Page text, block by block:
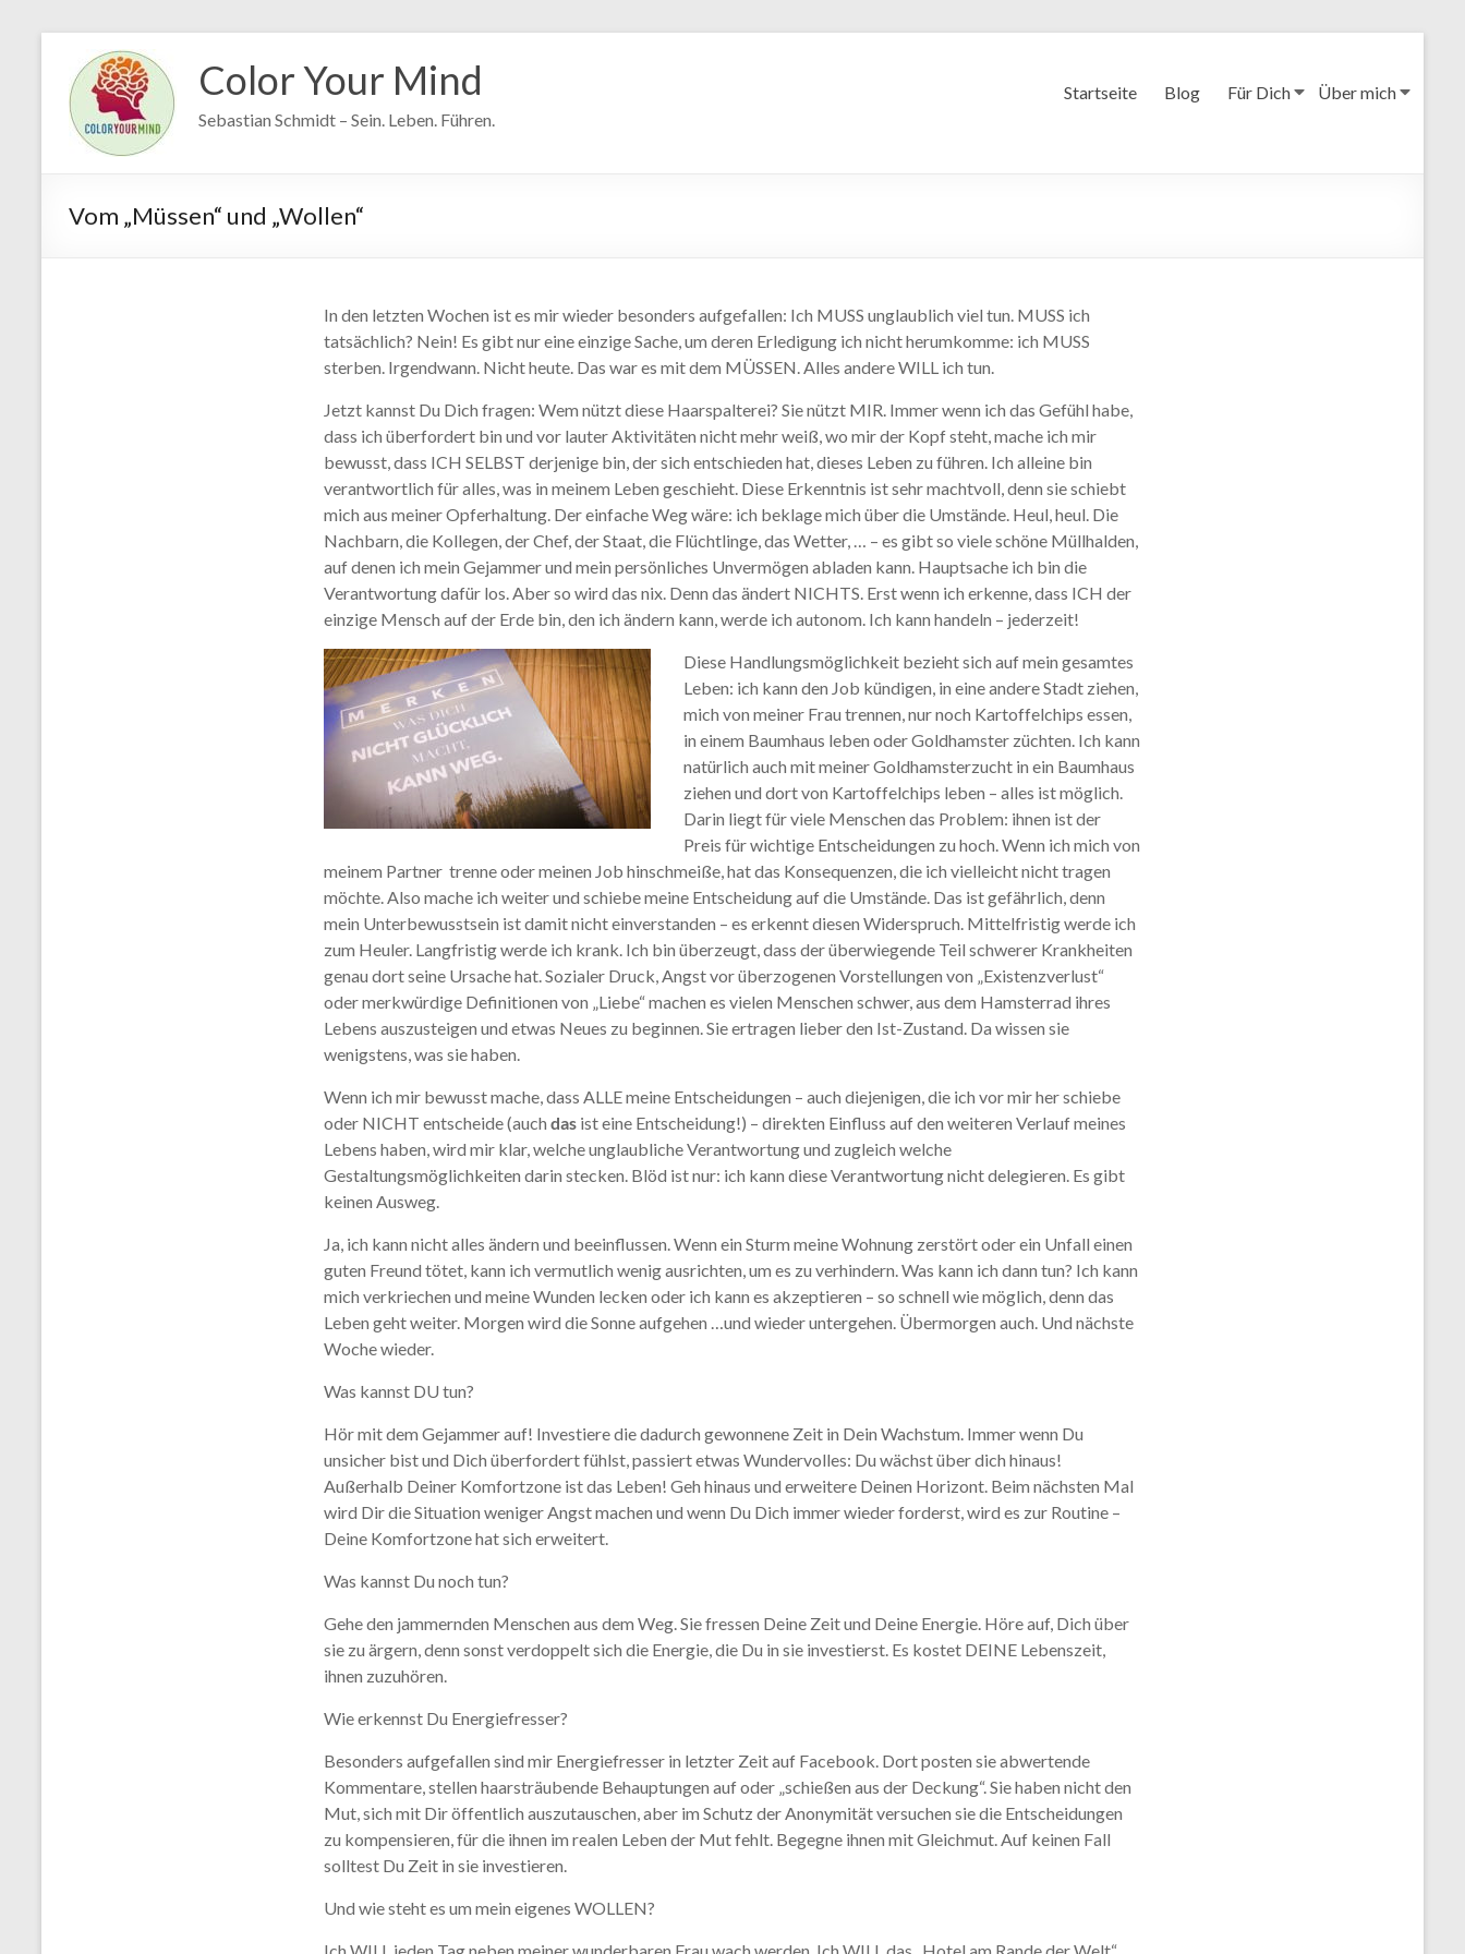
Inhalt
springen
Color Your Mind
Sebastian Schmidt – Sein. Leben. Führen.
Startseite Blog Für Dich Über mich
Vom „Müssen“ und „Wollen“
In den letzten Wochen ist es mir wieder besonders aufgefallen: Ich MUSS unglaublich viel tun. MUSS ich
tatsächlich? Nein! Es gibt nur eine einzige Sache, um deren Erledigung ich nicht herumkomme: ich MUSS
sterben. Irgendwann. Nicht heute. Das war es mit dem MÜSSEN. Alles andere WILL ich tun.
Jetzt kannst Du Dich fragen: Wem nützt diese Haarspalterei? Sie nützt MIR. Immer wenn ich das Gefühl habe,
dass ich überfordert bin und vor lauter Aktivitäten nicht mehr weiß, wo mir der Kopf steht, mache ich mir
bewusst, dass ICH SELBST derjenige bin, der sich entschieden hat, dieses Leben zu führen. Ich alleine bin
verantwortlich für alles, was in meinem Leben geschieht. Diese Erkenntnis ist sehr machtvoll, denn sie schiebt
mich aus meiner Opferhaltung. Der einfache Weg wäre: ich beklage mich über die Umstände. Heul, heul. Die
Nachbarn, die Kollegen, der Chef, der Staat, die Flüchtlinge, das Wetter, … – es gibt so viele schöne Müllhalden,
auf denen ich mein Gejammer und mein persönliches Unvermögen abladen kann. Hauptsache ich bin die
Verantwortung dafür los. Aber so wird das nix. Denn das ändert NICHTS. Erst wenn ich erkenne, dass ICH der
einzige Mensch auf der Erde bin, den ich ändern kann, werde ich autonom. Ich kann handeln – jederzeit!
Diese Handlungsmöglichkeit bezieht sich auf mein gesamtes
Leben: ich kann den Job kündigen, in eine andere Stadt ziehen,
mich von meiner Frau trennen, nur noch Kartoffelchips essen,
in einem Baumhaus leben oder Goldhamster züchten. Ich kann
natürlich auch mit meiner Goldhamsterzucht in ein Baumhaus
ziehen und dort von Kartoffelchips leben – alles ist möglich.
Darin liegt für viele Menschen das Problem: ihnen ist der
Preis für wichtige Entscheidungen zu hoch. Wenn ich mich von
meinem Partner trenne oder meinen Job hinschmeiße, hat das Konsequenzen, die ich vielleicht nicht tragen
möchte. Also mache ich weiter und schiebe meine Entscheidung auf die Umstände. Das ist gefährlich, denn
mein Unterbewusstsein ist damit nicht einverstanden – es erkennt diesen Widerspruch. Mittelfristig werde ich
zum Heuler. Langfristig werde ich krank. Ich bin überzeugt, dass der überwiegende Teil schwerer Krankheiten
genau dort seine Ursache hat. Sozialer Druck, Angst vor überzogenen Vorstellungen von „Existenzverlust“
oder merkwürdige Definitionen von „Liebe“ machen es vielen Menschen schwer, aus dem Hamsterrad ihres
Lebens auszusteigen und etwas Neues zu beginnen. Sie ertragen lieber den Ist-Zustand. Da wissen sie
wenigstens, was sie haben.
Wenn ich mir bewusst mache, dass ALLE meine Entscheidungen – auch diejenigen, die ich vor mir her schiebe
oder NICHT entscheide (auch das ist eine Entscheidung!) – direkten Einfluss auf den weiteren Verlauf meines
Lebens haben, wird mir klar, welche unglaubliche Verantwortung und zugleich welche
Gestaltungsmöglichkeiten darin stecken. Blöd ist nur: ich kann diese Verantwortung nicht delegieren. Es gibt
keinen Ausweg.
Ja, ich kann nicht alles ändern und beeinflussen. Wenn ein Sturm meine Wohnung zerstört oder ein Unfall einen
guten Freund tötet, kann ich vermutlich wenig ausrichten, um es zu verhindern. Was kann ich dann tun? Ich kann
mich verkriechen und meine Wunden lecken oder ich kann es akzeptieren – so schnell wie möglich, denn das
Leben geht weiter. Morgen wird die Sonne aufgehen …und wieder untergehen. Übermorgen auch. Und nächste
Woche wieder.
Was kannst DU tun?
Hör mit dem Gejammer auf! Investiere die dadurch gewonnene Zeit in Dein Wachstum. Immer wenn Du
unsicher bist und Dich überfordert fühlst, passiert etwas Wundervolles: Du wächst über dich hinaus!
Außerhalb Deiner Komfortzone ist das Leben! Geh hinaus und erweitere Deinen Horizont. Beim nächsten Mal
wird Dir die Situation weniger Angst machen und wenn Du Dich immer wieder forderst, wird es zur Routine –
Deine Komfortzone hat sich erweitert.
Was kannst Du noch tun?
Gehe den jammernden Menschen aus dem Weg. Sie fressen Deine Zeit und Deine Energie. Höre auf, Dich über
sie zu ärgern, denn sonst verdoppelt sich die Energie, die Du in sie investierst. Es kostet DEINE Lebenszeit,
ihnen zuzuhören.
Wie erkennst Du Energiefresser?
Besonders aufgefallen sind mir Energiefresser in letzter Zeit auf Facebook. Dort posten sie abwertende
Kommentare, stellen haarsträubende Behauptungen auf oder „schießen aus der Deckung“. Sie haben nicht den
Mut, sich mit Dir öffentlich auszutauschen, aber im Schutz der Anonymität versuchen sie die Entscheidungen
zu kompensieren, für die ihnen im realen Leben der Mut fehlt. Begegne ihnen mit Gleichmut. Auf keinen Fall
solltest Du Zeit in sie investieren.
Und wie steht es um mein eigenes WOLLEN?